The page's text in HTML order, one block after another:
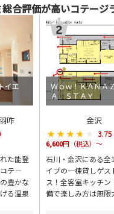
合評価が高いコテージ
イエ
咋
た能登
テ－
豊かな
る温泉
Ｗｏｗ！ＫＡＮＡ
Ａ ＳＴＡＹ
金沢
★★★★★
★★★★★ 3.75
6,600円（税込）～
石川・金沢にある全
イプの一棟貸しゲス
ス！全客室キッチン
備で楽しみ方は無限